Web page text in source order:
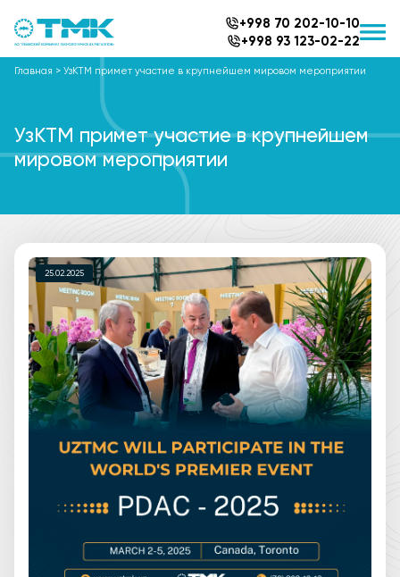
+998 70 202-10-10
+998 93 123-02-22
Главная > УзКТМ примет участие в крупнейшем мировом мероприятии
УзКТМ примет участие в крупнейшем
мировом мероприятии
25.02.2025